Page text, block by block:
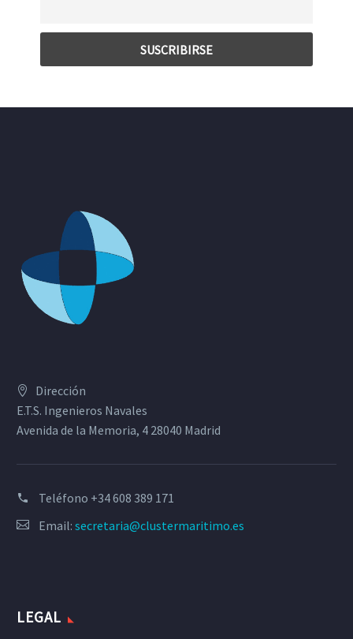
Dirección
E.T.S. Ingenieros Navales
Avenida de la Memoria, 4 28040 Madrid
Teléfono +34 608 389 171
Email: secretaria@clustermaritimo.es
LEGAL